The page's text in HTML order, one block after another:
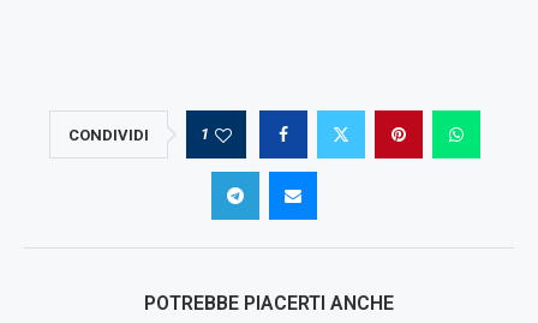
CONDIVIDI 1
POTREBBE PIACERTI ANCHE